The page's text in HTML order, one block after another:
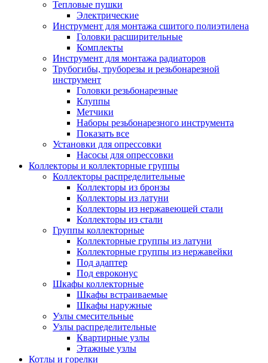
Тепловые пушки
Электрические
Инструмент для монтажа сшитого полиэтилена
Головки расширительные
Комплекты
Инструмент для монтажа радиаторов
Трубогибы, труборезы и резьбонарезной
инструмент
Головки резьбонарезные
Клуппы
Метчики
Наборы резьбонарезного инструмента
Показать все
Установки для опрессовки
Насосы для опрессовки
Коллекторы и коллекторные группы
Коллекторы распределительные
Коллекторы из бронзы
Коллекторы из латуни
Коллекторы из нержавеющей стали
Коллекторы из стали
Группы коллекторные
Коллекторные группы из латуни
Коллекторные группы из нержавейки
Под адаптер
Под евроконус
Шкафы коллекторные
Шкафы встраиваемые
Шкафы наружные
Узлы смесительные
Узлы распределительные
Квартирные узлы
Этажные узлы
Котлы и горелки